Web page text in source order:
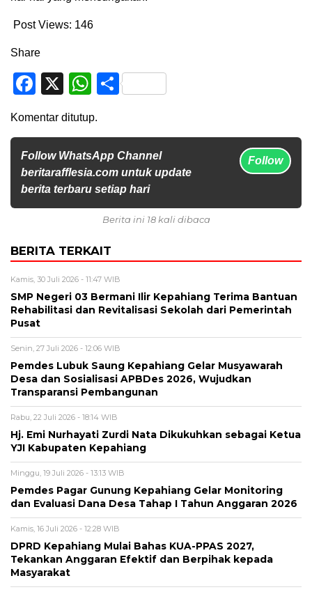
Post Views: 146
Share
Facebook
X WhatsApp
Share
Komentar ditutup.
Follow WhatsApp Channel
beritarafflesia.com untuk update
berita terbaru setiap hari
Follow
Berita ini 18 kali dibaca
BERITA TERKAIT
Kamis, 30 Juli 2026 - 11:47 WIB
SMP Negeri 03 Bermani Ilir Kepahiang Terima Bantuan
Rehabilitasi dan Revitalisasi Sekolah dari Pemerintah
Pusat
Senin, 27 Juli 2026 - 12:06 WIB
Pemdes Lubuk Saung Kepahiang Gelar Musyawarah
Desa dan Sosialisasi APBDes 2026, Wujudkan
Transparansi Pembangunan
Rabu, 22 Juli 2026 - 18:14 WIB
Hj. Emi Nurhayati Zurdi Nata Dikukuhkan sebagai Ketua
YJI Kabupaten Kepahiang
Minggu, 19 Juli 2026 - 13:13 WIB
Pemdes Pagar Gunung Kepahiang Gelar Monitoring
dan Evaluasi Dana Desa Tahap I Tahun Anggaran 2026
Kamis, 16 Juli 2026 - 12:28 WIB
DPRD Kepahiang Mulai Bahas KUA-PPAS 2027,
Tekankan Anggaran Efektif dan Berpihak kepada
Masyarakat